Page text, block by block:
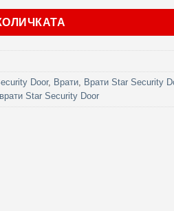
Door, Врати Врати Star Security
Star Security Door